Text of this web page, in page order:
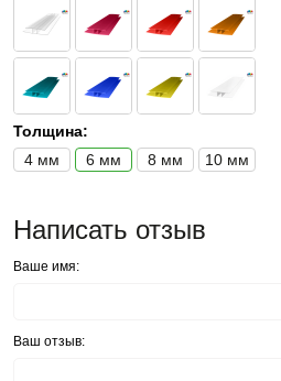
Толщина:
4 мм
6 мм 8 мм 10 мм
Написать отзыв
Ваше имя:
Ваш отзыв: